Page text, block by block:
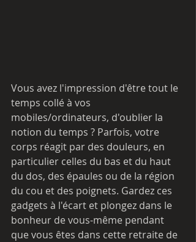
Vous avez l'impression d'être tout le
temps collé à vos
mobiles/ordinateurs, d'oublier la
notion du temps ? Parfois, votre
corps réagit par des douleurs, en
particulier celles du bas et du haut
du dos, des épaules ou de la région
du cou et des poignets. Gardez ces
gadgets à l'écart et plongez dans le
bonheur de vous-même pendant
que vous êtes dans cette retraite de